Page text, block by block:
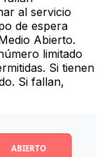
al servicio
de espera
Abierto.
limitado
Si tienen
Si fallan,
ABIERTO